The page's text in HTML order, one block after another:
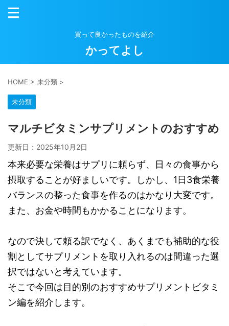
買って良かったものを紹介
かってよし
HOME > 未分類 >
未分類
マルチビタミンサプリメントのおすすめ
更新日： 2025年10月2日
本来必要な栄養はサプリに頼らず、日々の食事から
摂取することが好ましいです。しかし、1日3食栄養
バランスの整った食事を作るのはかなり大変です。
また、お金や時間もかかることになります。
なので決して頼る訳でなく、あくまでも補助的な役
割としてサプリメントを取り入れるのは間違った選
択ではないと考えています。
そこで今回は目的別のおすすめサプリメントビタミ
ン編を紹介します。